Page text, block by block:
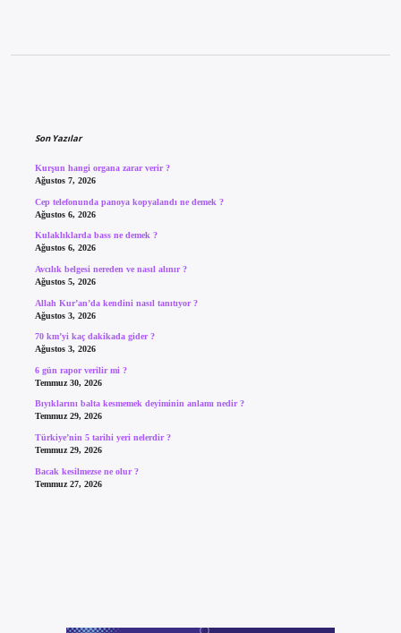
Son Yazılar
Kurşun hangi organa zarar verir ?
Ağustos 7, 2026
Cep telefonunda panoya kopyalandı ne demek ?
Ağustos 6, 2026
Kulaklıklarda bass ne demek ?
Ağustos 6, 2026
Avcılık belgesi nereden ve nasıl alınır ?
Ağustos 5, 2026
Allah Kur’an’da kendini nasıl tanıtıyor ?
Ağustos 3, 2026
70 km’yi kaç dakikada gider ?
Ağustos 3, 2026
6 gün rapor verilir mi ?
Temmuz 30, 2026
Bıyıklarını balta kesmemek deyiminin anlamı nedir ?
Temmuz 29, 2026
Türkiye’nin 5 tarihi yeri nelerdir ?
Temmuz 29, 2026
Bacak kesilmezse ne olur ?
Temmuz 27, 2026